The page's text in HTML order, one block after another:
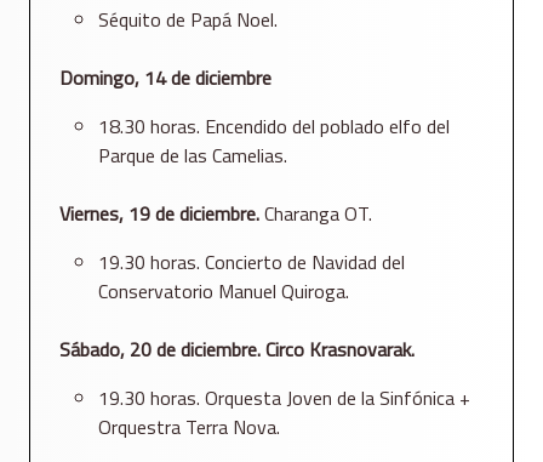
Séquito de Papá Noel.
Domingo, 14 de diciembre
18.30 horas. Encendido del poblado elfo del
Parque de las Camelias.
Viernes, 19 de diciembre.Charanga OT.
19.30 horas. Concierto de Navidad del
Conservatorio Manuel Quiroga.
Sábado, 20 de diciembre. Circo Krasnovarak.
19.30 horas. Orquesta Joven de la Sinfónica +
Orquestra Terra Nova.